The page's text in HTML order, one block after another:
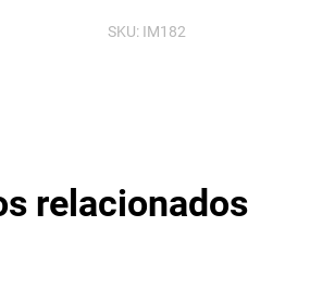
cantidad
SKU: IM182
relacionados